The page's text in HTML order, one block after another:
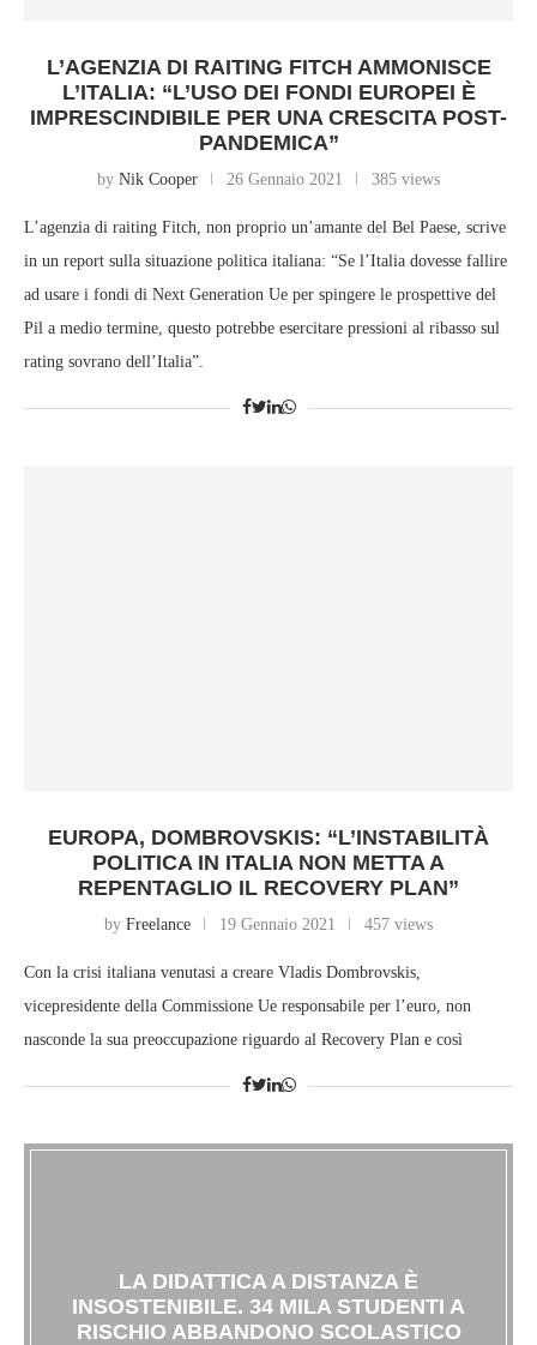
L’AGENZIA DI RAITING FITCH AMMONISCE
L’ITALIA: “L’USO DEI FONDI EUROPEI È
IMPRESCINDIBILE PER UNA CRESCITA POST-
PANDEMICA”
by Nik Cooper 26 Gennaio 2021 385 views
L’agenzia di raiting Fitch, non proprio un’amante del Bel Paese, scrive
in un report sulla situazione politica italiana: “Se l’Italia dovesse fallire
ad usare i fondi di Next Generation Ue per spingere le prospettive del
Pil a medio termine, questo potrebbe esercitare pressioni al ribasso sul
rating sovrano dell’Italia”.
EUROPA, DOMBROVSKIS: “L’INSTABILITÀ
POLITICA IN ITALIA NON METTA A
REPENTAGLIO IL RECOVERY PLAN”
by Freelance 19 Gennaio 2021 457 views
Con la crisi italiana venutasi a creare Vladis Dombrovskis,
vicepresidente della Commissione Ue responsabile per l’euro, non
nasconde la sua preoccupazione riguardo al Recovery Plan e così
LA DIDATTICA A DISTANZA È
INSOSTENIBILE. 34 MILA STUDENTI A
RISCHIO ABBANDONO SCOLASTICO